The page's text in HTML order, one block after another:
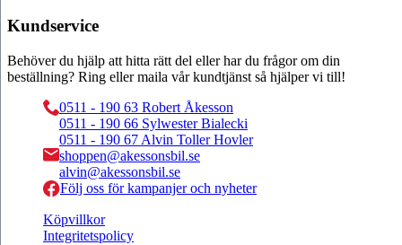
Kundservice
Behöver du hjälp att hitta rätt del eller har du frågor om din
beställning? Ring eller maila vår kundtjänst så hjälper vi till!
0511 - 190 63 Robert Åkesson
0511 - 190 66 Sylwester Bialecki
0511 - 190 67 Alvin Toller Hovler
shoppen@akessonsbil.se
alvin@akessonsbil.se
Följ oss för kampanjer och nyheter
Köpvillkor
Integritetspolicy